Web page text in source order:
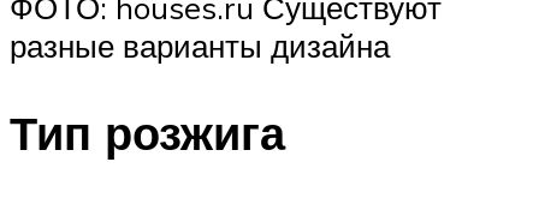
разные варианты дизайна
Тип розжига